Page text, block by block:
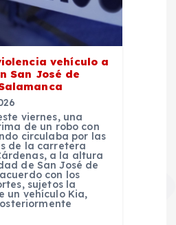
vehículo a
San José de
viernes, una
de un robo con
circulaba por las
de la carretera
a la altura
de San José de
con los
sujetos la
un vehículo Kia,